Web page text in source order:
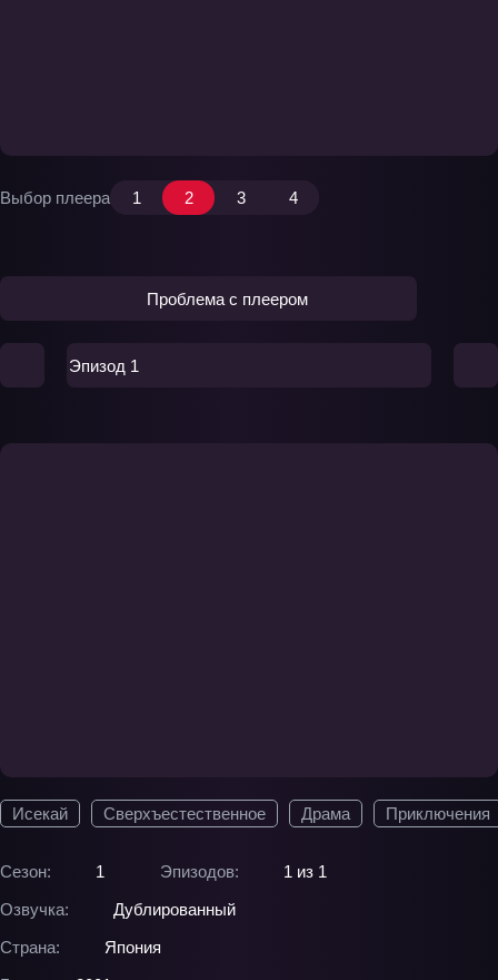
Исекай Сверхъестественное Драма Приключения
Сезон: 1 Эпизодов:
1 из 1
Озвучка:
Дублированный
Страна:
Япония
Выбор плеера 1 2 3 4
Проблема с плеером
Эпизод 1